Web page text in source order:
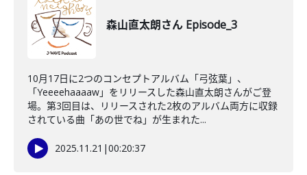
森山直太朗さん Episode_3
10月17日に2つのコンセプトアルバム「弓弦葉」、
「Yeeeehaaaaw」をリリースした森山直太朗さんがご登
場。第3回目は、リリースされた2枚のアルバム両方に収録
されている曲「あの世でね」が生まれた...
2025.11.21 |00:20:37